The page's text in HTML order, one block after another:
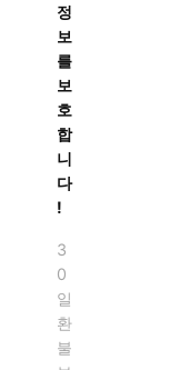
정
보
를
보
호
합
니
다
!
3
0
일
환
불